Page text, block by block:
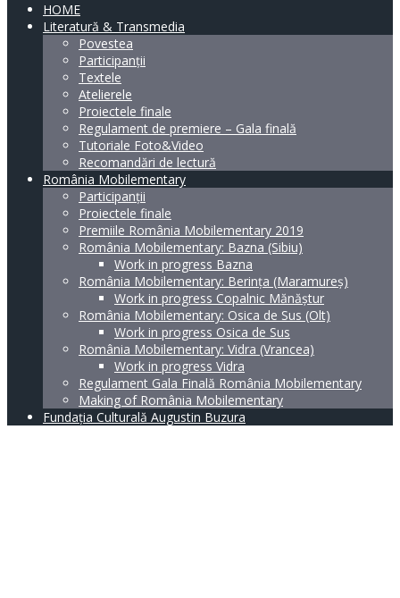
HOME
Literatură & Transmedia
Povestea
Participanții
Textele
Atelierele
Proiectele finale
Regulament de premiere – Gala finală
Tutoriale Foto&Video
Recomandări de lectură
România Mobilementary
Participanții
Proiectele finale
Premiile România Mobilementary 2019
România Mobilementary: Bazna (Sibiu)
Work in progress Bazna
România Mobilementary: Berința (Maramureș)
Work in progress Copalnic Mănăștur
România Mobilementary: Osica de Sus (Olt)
Work in progress Osica de Sus
România Mobilementary: Vidra (Vrancea)
Work in progress Vidra
Regulament Gala Finală România Mobilementary
Making of România Mobilementary
Fundația Culturală Augustin Buzura